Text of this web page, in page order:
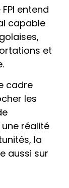
entend
capable
et
cadre
les
réalité
la
aussi sur